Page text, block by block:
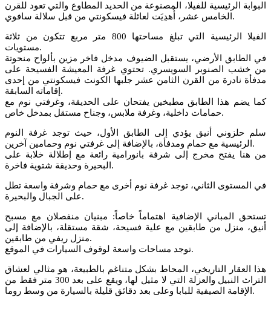
البوابة الرئيسية للفيلا، المصنوعة من الحديد المطاوع والتي تعود للقرن
الخامس عشر، أُهدِيَت لعائلة فيسكونتي من قبل سلالة سافوي.
الفيلا الرئيسية التي تبلغ مساحتها 800 متر مربع تتكون من ثلاثة
مستويات.
في الطابق الأرضي، يستقبل الضيوف مدخل فاخر مزين بألواح منحوتة
من خشب الصنوبر السويسري. تحتوي غرفة المعيشة الفسيحة على
مدفأة نادرة من القرن الثامن عشر جلبها الكونت فيسكونتي من إحدى
إقاماته السابقة.
كما يضم هذا الطابق مطبخين يفتحان على الحديقة، وغرفتي نوم مع
حمامات داخلية، وغرفة ملابس، وجناح مستقل بمدخل خاص.
سلم حلزوني أنيق يؤدي إلى الطابق الأول، حيث توجد غرفة النوم
الرئيسية مع حمام ومدفأة، بالإضافة إلى غرفتي نوم وحمامين آخرين.
من هنا يفتح مخرج إلى شرفة بانورامية رائعة مع إطلالة خلابة على
البحيرة وحديقة شتوية فاخرة.
في المستوى الثاني، توجد غرفة نوم أخرى مع حمام وشرفة واسعة تطل
على الجبال والبحيرة.
تستحق المباني الإضافية اهتماماً خاصاً: مبنيان منفصلان مع مسبح
أنيق، منزل من طابقين مع علية فسيحة، شقة مستقلة، بالإضافة إلى
منزل ريفي من طابقين.
توجد مساحات واسعة لوقوف السيارات في الموقع.
هذا العقار التاريخي، المحاط بشكل متناغم بالطبيعة، هو مثالي لعشاق
التراث النبيل والعزلة التي لا مثيل لها، ويقع على بعد 300 متر فقط من
الإقامة الصيفية للبابا وعلى بعد دقائق قليلة بالسيارة من وسط روما.